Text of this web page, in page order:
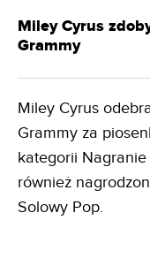
Miley Cyrus
Grammy
Miley Cyrus
Grammy za
kategorii Nagranie
również
Solowy Pop.